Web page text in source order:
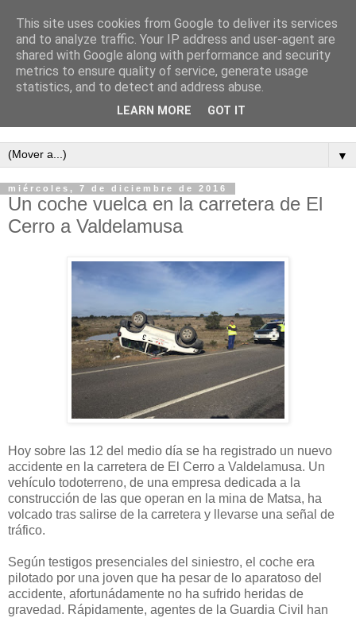
Semanario independiente de Calañas
▼
miércoles, 7 de diciembre de 2016
Un coche vuelca en la carretera de El
Cerro a Valdelamusa
Hoy sobre las 12 del medio día se ha registrado un nuevo
accidente en la carretera de El Cerro a Valdelamusa. Un
vehículo todoterreno, de una empresa dedicada a la
construcción de las que operan en la mina de Matsa, ha
volcado tras salirse de la carretera y llevarse una señal de
tráfico.
Según testigos presenciales del siniestro, el coche era
pilotado por una joven que ha pesar de lo aparatoso del
accidente, afortunádamente no ha sufrido heridas de
gravedad. Rápidamente, agentes de la Guardia Civil han
This site uses cookies from Google to deliver its services
and to analyze traffic. Your IP address and user-agent are
shared with Google along with performance and security
metrics to ensure quality of service, generate usage
statistics, and to detect and address abuse.
LEARN MORE GOT IT